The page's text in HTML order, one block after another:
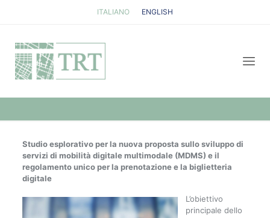
ITALIANO ENGLISH
Studio esplorativo per la nuova proposta sullo sviluppo di
servizi di mobilità digitale multimodale (MDMS) e il
regolamento unico per la prenotazione e la biglietteria
digitale
L’obiettivo
principale dello